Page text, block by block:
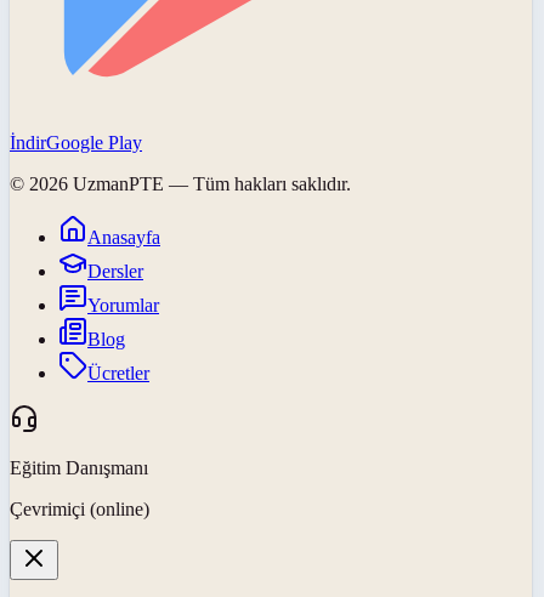
İndirGoogle Play
© 2026 UzmanPTE — Tüm hakları saklıdır.
Anasayfa
Dersler
Yorumlar
Blog
Ücretler
Eğitim Danışmanı
Çevrimiçi (online)